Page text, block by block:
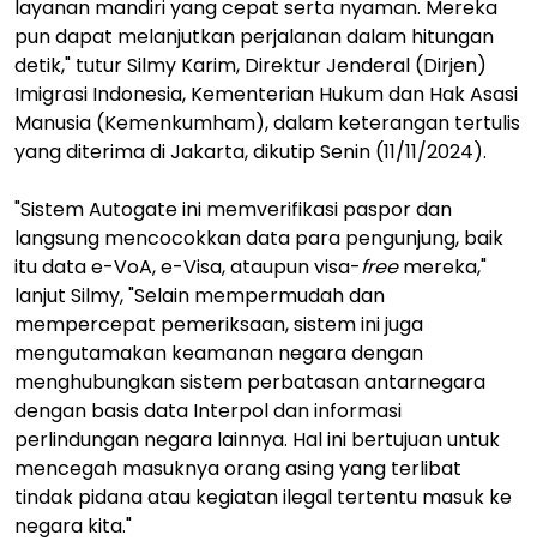
layanan mandiri yang cepat serta nyaman. Mereka
pun dapat melanjutkan perjalanan dalam hitungan
detik," tutur Silmy Karim, Direktur Jenderal (Dirjen)
Imigrasi Indonesia, Kementerian Hukum dan Hak Asasi
Manusia (Kemenkumham), dalam keterangan tertulis
yang diterima di Jakarta, dikutip Senin (11/11/2024).
"Sistem Autogate ini memverifikasi paspor dan
langsung mencocokkan data para pengunjung, baik
itu data e-VoA, e-Visa, ataupun visa-freemereka,"
lanjut Silmy, "Selain mempermudah dan
mempercepat pemeriksaan, sistem ini juga
mengutamakan keamanan negara dengan
menghubungkan sistem perbatasan antarnegara
dengan basis data Interpol dan informasi
perlindungan negara lainnya. Hal ini bertujuan untuk
mencegah masuknya orang asing yang terlibat
tindak pidana atau kegiatan ilegal tertentu masuk ke
negara kita."